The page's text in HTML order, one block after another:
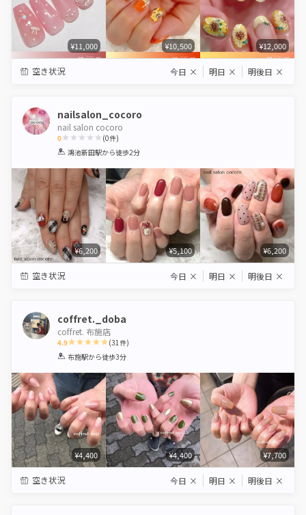
¥11,000 ¥10,500 ¥12,000
空き状況 今日 × 明日 × 明後日 ×
nailsalon_cocoro
nail salon cocoro
0
1 2 3 4 5
(0件)
鴻池新田駅から徒歩2分
¥6,200 ¥5,100 ¥6,200
空き状況 今日 × 明日 × 明後日 ×
coffret._doba
coffret. 布施店
4.9
1 2 3 4 5
(31件)
布施駅から徒歩3分
¥4,400 ¥4,400 ¥7,700
空き状況 今日 × 明日 × 明後日 ×